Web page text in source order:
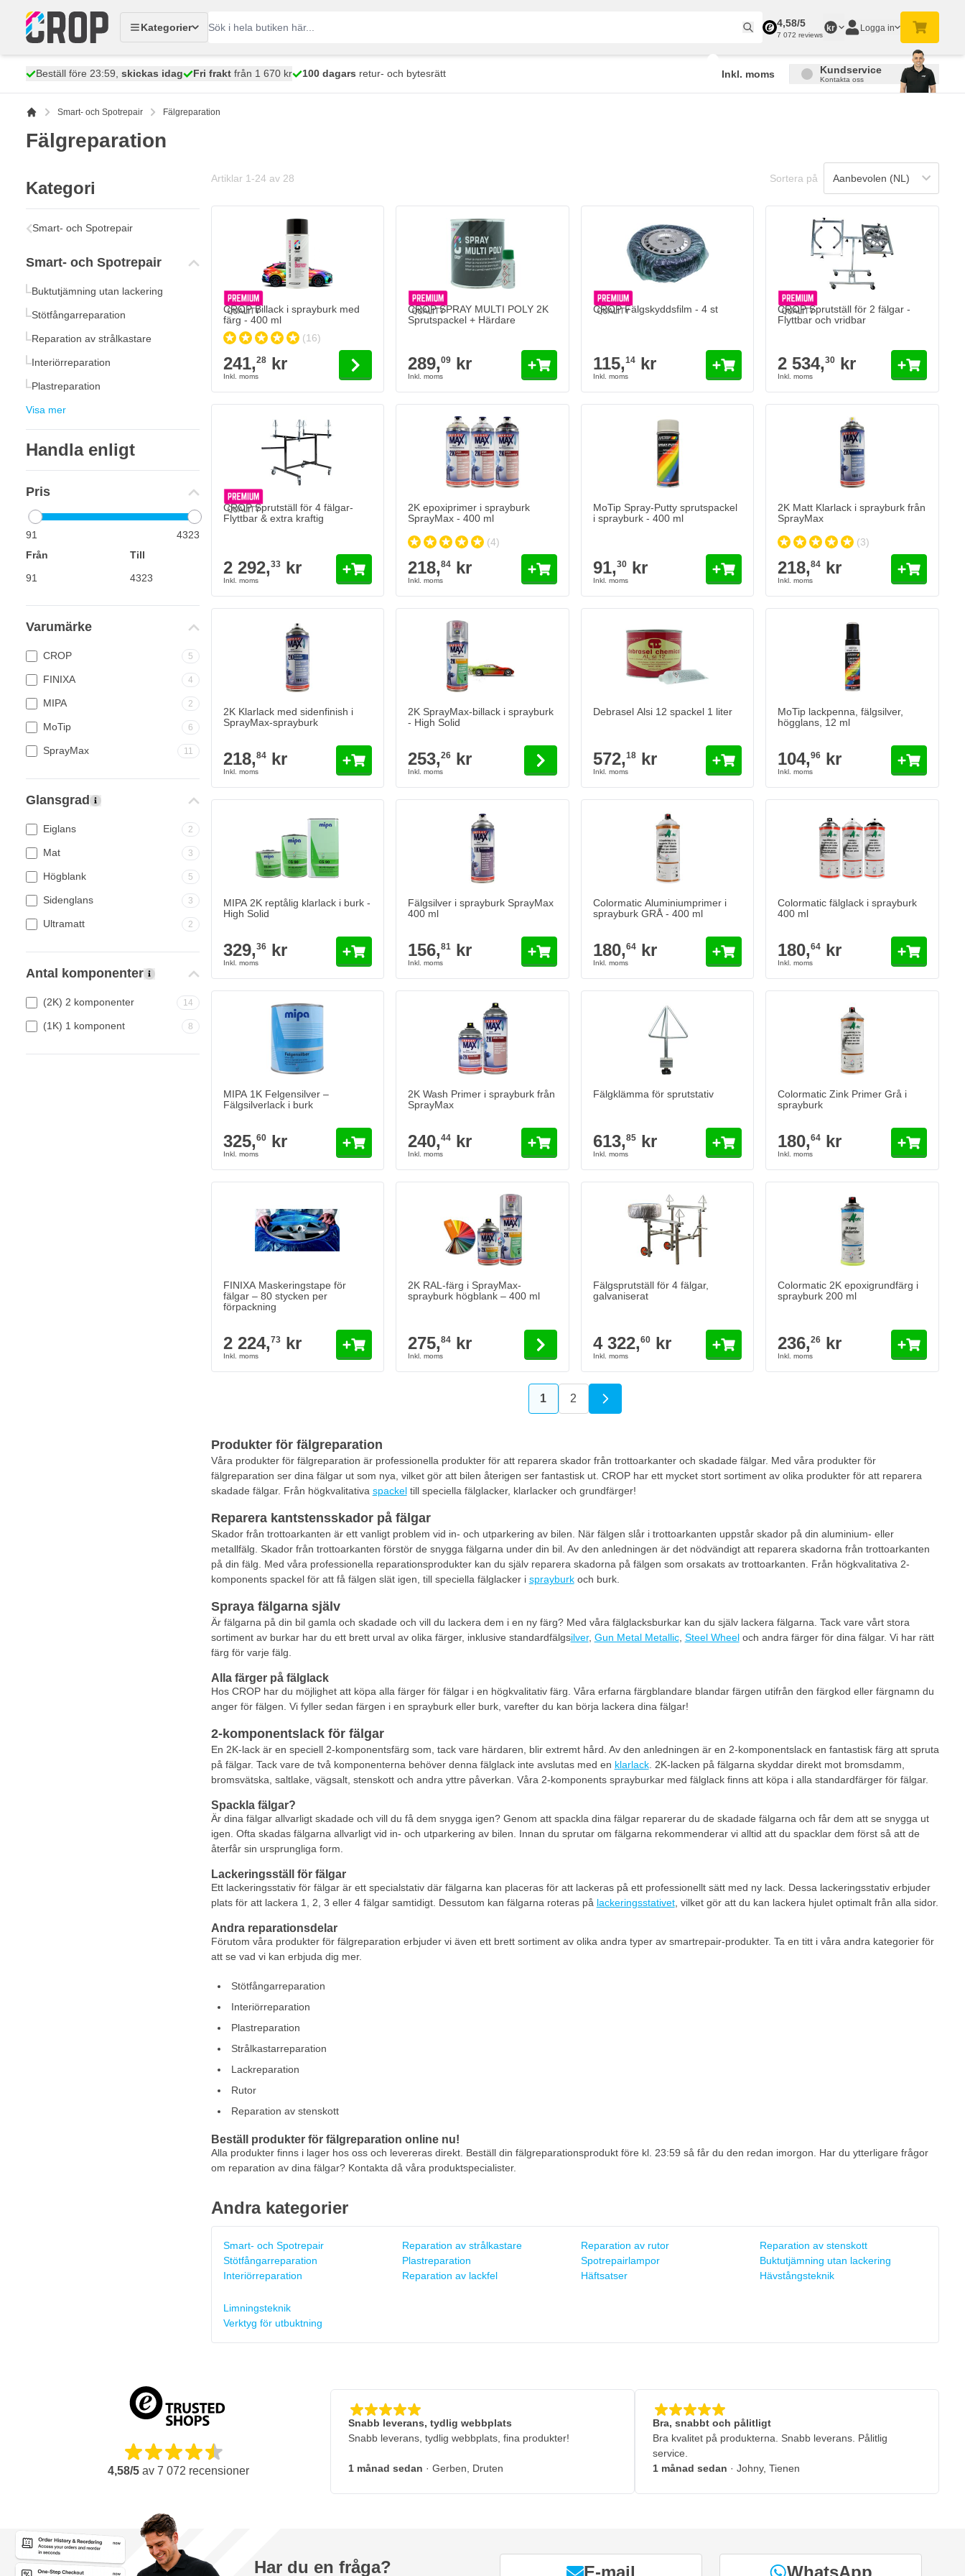
Kategorier
4,58/5
7 072 reviews
kr Logga in
Beställ före 23:59, skickas idag Fri frakt från 1 670 kr 100 dagars retur- och bytesrätt Inkl. moms Kundservice
Kontakta oss
Smart- och Spotrepair Fälgreparation
Fälgreparation
Kategori
Smart- och Spotrepair
Smart- och Spotrepair
Buktutjämning utan lackering
Stötfångarreparation
Reparation av strålkastare
Interiörreparation
Plastreparation
Visa mer
Handla enligt
Pris
91
4323
Från
Till
Varumärke
CROP 5
FINIXA 4
MIPA 2
MoTip 6
SprayMax 11
Glansgrad
Eiglans 2
Mat 3
Högblank 5
Sidenglans 3
Ultramatt 2
Antal komponenter
(2K) 2 komponenter 14
(1K) 1 komponent 8
Artiklar 1 -24 av 28 Sortera på
CROP Billack i sprayburk med
färg - 400 ml
(16)
241,28kr
CROP SPRAY MULTI POLY 2K
Sprutspackel + Härdare
289,09 kr
CROP Fälgskyddsfilm - 4 st
115,14kr
CROP Sprutställ för 2 fälgar -
Flyttbar och vridbar
2 534,30 kr
CROP Sprutställ för 4 fälgar-
Flyttbar & extra kraftig
2 292,33kr
Config Color
kr
Lägg till i kundvagn
2K epoxiprimer i sprayburk
SprayMax - 400 ml
(4)
218,84 kr
MoTip Spray-Putty sprutspackel
i sprayburk - 400 ml
91,30kr
2K Matt Klarlack i sprayburk från
SprayMax
(3)
218,84 kr
2K Klarlack med sidenfinish i
SprayMax-sprayburk
218,84kr
2K SprayMax-billack i sprayburk
- High Solid
253,26 kr
Debrasel Alsi 12 spackel 1 liter
572,18kr
MoTip lackpenna, fälgsilver,
högglans, 12 ml
104,96 kr
Lägg till i kundvagn
MIPA 2K reptålig klarlack i burk -
High Solid
329,36kr
Fälgsilver i sprayburk SprayMax
400 ml
156,81 kr
Colormatic Aluminiumprimer i
sprayburk GRÅ - 400 ml
180,64kr
Config Color
kr
Lägg till i
Colormatic fälglack i sprayburk
400 ml
180,64 kr
MIPA 1K Felgensilver –
Fälgsilverlack i burk
325,60kr
Lägg till i kundvagn
2K Wash Primer i sprayburk från
SprayMax
240,44 kr
Fälgklämma för sprutstativ
613,85kr
Colormatic Zink Primer Grå i
sprayburk
180,64 kr
FINIXA Maskeringstape för
fälgar – 80 stycken per
förpackning
2 224,73kr
2K RAL-färg i SprayMax-
sprayburk högblank – 400 ml
275,84 kr
Fälgsprutställ för 4 fälgar,
galvaniserat
4 322,60kr
Colormatic 2K epoxigrundfärg i
sprayburk 200 ml
236,26 kr
You're currently reading page
1 Sida
2
Produkter för fälgreparation
Våra produkter för fälgreparation är professionella produkter för att reparera skador från trottoarkanter och skadade fälgar. Med våra produkter för
fälgreparation ser dina fälgar ut som nya, vilket gör att bilen återigen ser fantastisk ut. CROP har ett mycket stort sortiment av olika produkter för att reparera
skadade fälgar. Från högkvalitativa spackeltill speciella fälglacker, klarlacker och grundfärger!
Reparera kantstensskador på fälgar
Skador från trottoarkanten är ett vanligt problem vid in- och utparkering av bilen. När fälgen slår i trottoarkanten uppstår skador på din aluminium- eller
metallfälg. Skador från trottoarkanten förstör de snygga fälgarna under din bil. Av den anledningen är det nödvändigt att reparera skadorna från trottoarkanten
på din fälg. Med våra professionella reparationsprodukter kan du själv reparera skadorna på fälgen som orsakats av trottoarkanten. Från högkvalitativa 2-
komponents spackel för att få fälgen slät igen, till speciella fälglacker i sprayburkoch burk.
Spraya fälgarna själv
Är fälgarna på din bil gamla och skadade och vill du lackera dem i en ny färg? Med våra fälglacksburkar kan du själv lackera fälgarna. Tack vare vårt stora
sortiment av burkar har du ett brett urval av olika färger, inklusive standardfälgsilver, Gun Metal Metallic, Steel Wheeloch andra färger för dina fälgar. Vi har rätt
färg för varje fälg.
Alla färger på fälglack
Hos CROP har du möjlighet att köpa alla färger för fälgar i en högkvalitativ färg. Våra erfarna färgblandare blandar färgen utifrån den färgkod eller färgnamn du
anger för fälgen. Vi fyller sedan färgen i en sprayburk eller burk, varefter du kan börja lackera dina fälgar!
2-komponentslack för fälgar
En 2K-lack är en speciell 2-komponentsfärg som, tack vare härdaren, blir extremt hård. Av den anledningen är en 2-komponentslack en fantastisk färg att spruta
på fälgar. Tack vare de två komponenterna behöver denna fälglack inte avslutas med en klarlack. 2K-lacken på fälgarna skyddar direkt mot bromsdamm,
bromsvätska, saltlake, vägsalt, stenskott och andra yttre påverkan. Våra 2-komponents sprayburkar med fälglack finns att köpa i alla standardfärger för fälgar.
Spackla fälgar?
Är dina fälgar allvarligt skadade och vill du få dem snygga igen? Genom att spackla dina fälgar reparerar du de skadade fälgarna och får dem att se snygga ut
igen. Ofta skadas fälgarna allvarligt vid in- och utparkering av bilen. Innan du sprutar om fälgarna rekommenderar vi alltid att du spacklar dem först så att de
återfår sin ursprungliga form.
Lackeringsställ för fälgar
Ett lackeringsstativ för fälgar är ett specialstativ där fälgarna kan placeras för att lackeras på ett professionellt sätt med ny lack. Dessa lackeringsstativ erbjuder
plats för att lackera 1, 2, 3 eller 4 fälgar samtidigt. Dessutom kan fälgarna roteras på lackeringsstativet, vilket gör att du kan lackera hjulet optimalt från alla sidor.
Andra reparationsdelar
Förutom våra produkter för fälgreparation erbjuder vi även ett brett sortiment av olika andra typer av smartrepair-produkter. Ta en titt i våra andra kategorier för
att se vad vi kan erbjuda dig mer.
Stötfångarreparation
Interiörreparation
Plastreparation
Strålkastarreparation
Lackreparation
Rutor
Reparation av stenskott
Beställ produkter för fälgreparation online nu!
Alla produkter finns i lager hos oss och levereras direkt. Beställ din fälgreparationsprodukt före kl. 23:59 så får du den redan imorgon. Har du ytterligare frågor
om reparation av dina fälgar? Kontakta då våra produktspecialister.
Andra kategorier
Smart- och Spotrepair
Stötfångarreparation
Interiörreparation
Reparation av strålkastare
Plastreparation
Reparation av lackfel
Reparation av rutor
Spotrepairlampor
Häftsatser
Reparation av stenskott
Buktutjämning utan lackering
Hävstångsteknik
Limningsteknik
Verktyg för utbuktning
4,58/5av 7 072 recensioner
Snabb leverans, tydlig webbplats
Snabb leverans, tydlig webbplats, fina produkter!
1 månad sedan · Gerben, Druten
Bra, snabbt och pålitligt
Bra kvalitet på produkterna. Snabb leverans. Pålitlig
service.
1 månad sedan · Johny, Tienen
Har du en fråga? E-mail WhatsApp